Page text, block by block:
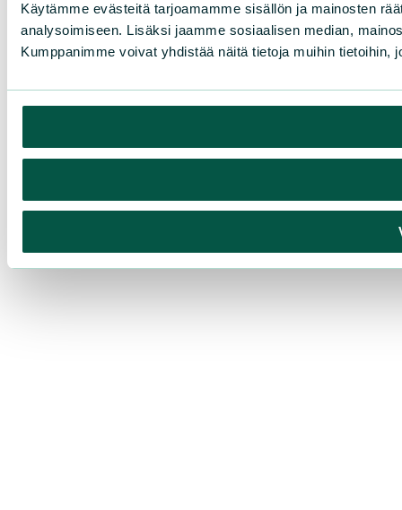
Käytämme evästeitä tarjoamamme sisällön ja mainosten
analysoimiseen. Lisäksi jaamme sosiaalisen median,
Kumppanimme voivat yhdistää näitä tietoja muihin tietoihin,